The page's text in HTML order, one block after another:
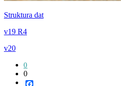
Struktura dat
v19 R4
v20
0
0